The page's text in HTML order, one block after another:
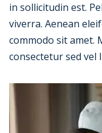
in sollicitudin est.
viverra. Aenean
commodo sit amet.
consectetur sed vel